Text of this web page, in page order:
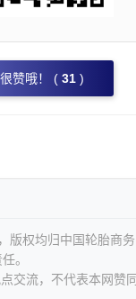
很赞哦！ ( 31 )
版权均归中国轮胎商
。
交流，不代表本网赞